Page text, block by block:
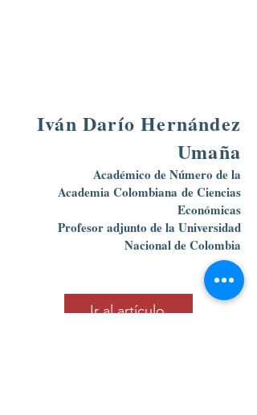
Iván Darío Hernández
Umaña
Académico de Número de la
Academia Colombiana de Ciencias
Económicas
Profesor adjunto de la Universidad
Nacional de Colombia
Ir al artículo